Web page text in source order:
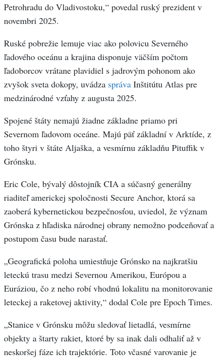
Petrohradu do Vladivostoku,“ povedal ruský prezident v
novembri 2025.
Ruské pobrežie lemuje viac ako polovicu Severného
ľadového oceánu a krajina disponuje väčším počtom
ľadoborcov vrátane plavidiel s jadrovým pohonom ako
zvyšok sveta dokopy, uvádza správa Inštitútu Atlas pre
medzinárodné vzťahy z augusta 2025.
Spojené štáty nemajú žiadne základne priamo pri
Severnom ľadovom oceáne. Majú päť základní v Arktíde, z
toho štyri v štáte Aljaška, a vesmírnu základňu Pituffik v
Grónsku.
Eric Cole, bývalý dôstojník CIA a súčasný generálny
riaditeľ americkej spoločnosti Secure Anchor, ktorá sa
zaoberá kybernetickou bezpečnosťou, uviedol, že význam
Grónska z hľadiska národnej obrany nemožno podceňovať a
postupom času bude narastať.
„Geografická poloha umiestňuje Grónsko na najkratšiu
leteckú trasu medzi Severnou Amerikou, Európou a
Euráziou, čo z neho robí vhodnú lokalitu na monitorovanie
leteckej a raketovej aktivity,“ dodal Cole pre Epoch Times.
„Stanice v Grónsku môžu sledovať lietadlá, vesmírne
objekty a štarty rakiet, ktoré by sa inak dali odhaliť až v
neskoršej fáze ich trajektórie. Toto včasné varovanie je